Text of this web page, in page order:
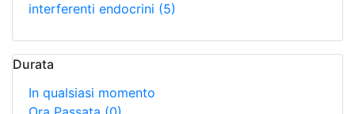
interferenti endocrini (5)
Durata
In qualsiasi momento